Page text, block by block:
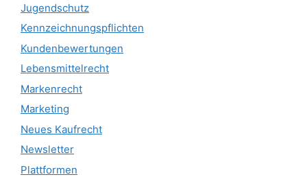
Jugendschutz
Kennzeichnungspflichten
Kundenbewertungen
Lebensmittelrecht
Markenrecht
Marketing
Neues Kaufrecht
Newsletter
Plattformen